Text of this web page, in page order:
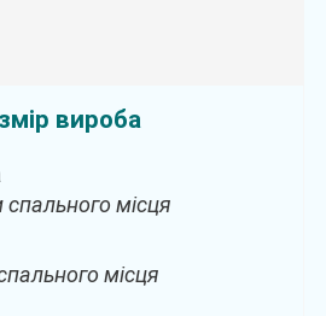
вироба
місця
місця